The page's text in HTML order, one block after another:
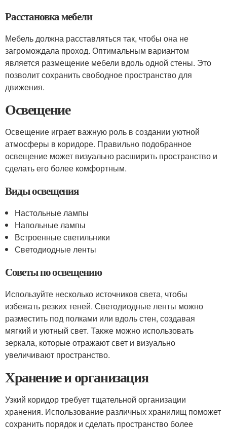
Расстановка мебели
Мебель должна расставляться так, чтобы она не
загромождала проход. Оптимальным вариантом
является размещение мебели вдоль одной стены. Это
позволит сохранить свободное пространство для
движения.
Освещение
Освещение играет важную роль в создании уютной
атмосферы в коридоре. Правильно подобранное
освещение может визуально расширить пространство и
сделать его более комфортным.
Виды освещения
Настольные лампы
Напольные лампы
Встроенные светильники
Светодиодные ленты
Советы по освещению
Используйте несколько источников света, чтобы
избежать резких теней. Светодиодные ленты можно
разместить под полками или вдоль стен, создавая
мягкий и уютный свет. Также можно использовать
зеркала, которые отражают свет и визуально
увеличивают пространство.
Хранение и организация
Узкий коридор требует тщательной организации
хранения. Использование различных хранилищ поможет
сохранить порядок и сделать пространство более